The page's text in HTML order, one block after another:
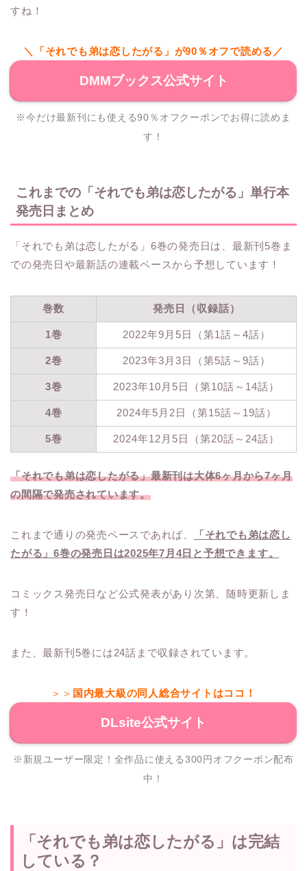
すね！
＼「それでも弟は恋したがる」が90％オフで読める／
DMMブックス公式サイト
※今だけ最新刊にも使える90％オフクーポンでお得に読めま
す！
これまでの「それでも弟は恋したがる」単行本
発売日まとめ
「それでも弟は恋したがる」6巻の発売日は、最新刊5巻ま
での発売日や最新話の連載ペースから予想しています！
巻数 発売日（収録話）
1巻 2022年9月5日（第1話～4話）
2巻 2023年3月3日（第5話～9話）
3巻 2023年10月5日（第10話～14話）
4巻 2024年5月2日（第15話～19話）
5巻 2024年12月5日（第20話～24話）
「それでも弟は恋したがる」最新刊は大体6ヶ月から7ヶ月
の間隔で発売されています。
これまで通りの発売ペースであれば、
「それでも弟は恋し
たがる」6巻の発売日は2025年7月4日と予想できます。
コミックス発売日など公式発表があり次第、随時更新しま
す！
また、最新刊5巻には24話まで収録されています。
＞＞ 国内最大級の同人総合サイトはココ！
DLsite公式サイト
※新規ユーザー限定！全作品に使える300円オフクーポン配布
中！
「それでも弟は恋したがる」は完結
している？